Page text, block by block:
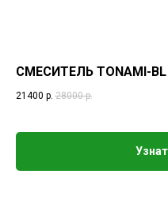
СМЕСИТЕЛЬ TONAMI-
21400 р. 28000 р.